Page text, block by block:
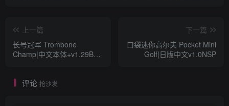
上一篇
长号冠军 Trombone
Champ|中文本体+v1.29B升
下一篇
口袋迷你高尔夫 Pocket Mini
Golf|日版中文v1.0NSP
评论 抢沙发